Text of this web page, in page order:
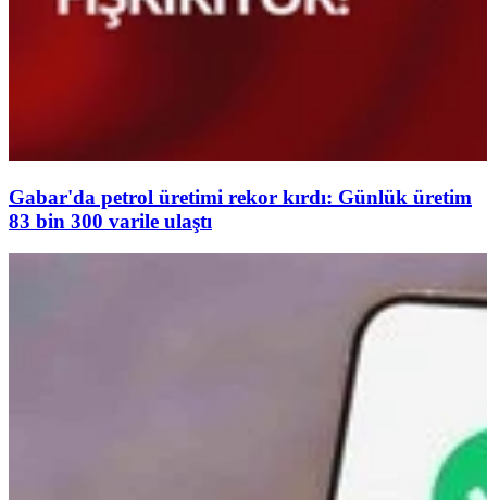
Gabar'da petrol üretimi rekor kırdı: Günlük üretim
83 bin 300 varile ulaştı